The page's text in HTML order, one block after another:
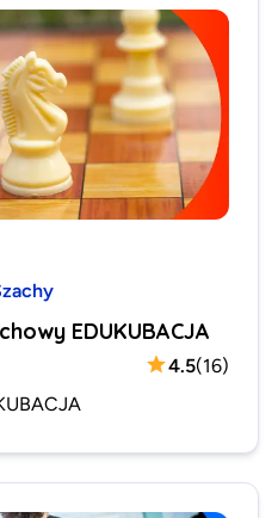
EDUKUBACJA
4.5(16)